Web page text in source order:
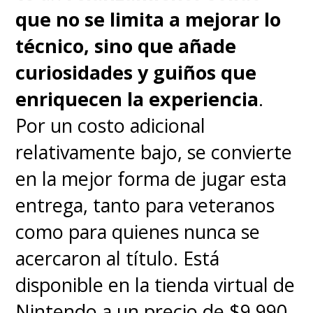
cinemática, la versatilidad y
la inmersión. Y en este caso el
Epson EF-71no busca
reemplazar a la TV para ver
las noticias por la mañana,
sino ofrecerte la magia de
tener una pantalla de 150
pulgadasen el living hoy, y
llevártelo a la terraza o al
dormitorio mañana. Se trata de
elegir la herramienta adecuada
que no se limita a mejorar lo
técnico, sino que añade
curiosidades y guiños que
enriquecen la experiencia.
Por un costo adicional
relativamente bajo, se convierte
en la mejor forma de jugar esta
entrega, tanto para veteranos
como para quienes nunca se
acercaron al título. Está
disponible en la tienda virtual de